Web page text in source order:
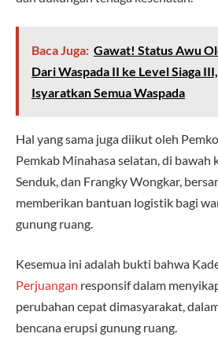
Baca Juga: Gawat! Status Awu
Dari Waspada II ke Level Siaga
Isyaratkan Semua Waspada
Hal yang sama juga diikut oleh
Pemkab Minahasa selatan, di bawah
Senduk, dan Frangky Wongkar,
memberikan bantuan logistik bagi
gunung ruang.
Kesemua ini adalah bukti bahwa
Perjuangan responsif dalam
perubahan cepat dimasyarakat,
bencana erupsi gunung ruang.